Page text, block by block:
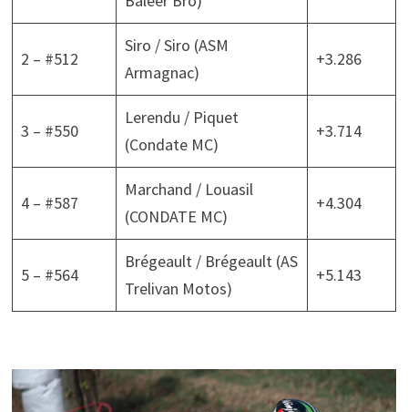
2 – #512
Siro / Siro (ASM
Armagnac)
+3.286
3 – #550
Lerendu / Piquet
(Condate MC)
+3.714
4 – #587
Marchand / Louasil
(CONDATE MC)
+4.304
5 – #564
Brégeault / Brégeault (AS
Trelivan Motos)
+5.143